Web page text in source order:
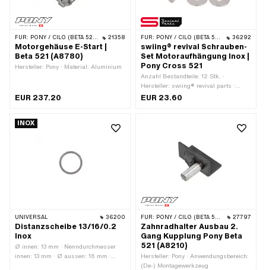
FÜR: PONY / CILO (BETA 521 & 512) 21358
Motorgehäuse E-Start |
Beta 521 (A8780)
Hersteller: Pony · Material: Aluminium
EUR 237.20
FÜR: PONY / CILO (BETA 521 & 512) 36292
swiing® revival Schrauben-
Set Motoraufhängung Inox |
Pony Cross 521
Anzahl Bestandteile: 12 Stk. ·
Hersteller: swiing® revival parts ·
Material: Chromstahl
Aussensechskant · Schraubenkopf:
Sechskant · Schlüsselweite: 13 mm ·
Nenndurchmesser (Gewinde): 8 mm ·
Gewindeart: M8x1.25
(Standardgewinde) · Pony OEM-Nr.:
P8008 · Pony OEM-Nr.: P8012 · Pony
OEM-Nr.: P8015 · Pony OEM-Nr.:
EUR 23.60
INOX
UNIVERSAL 36200
Distanzscheibe 13/16/0.2
Inox
Ø innen: 13 mm · Nenndurchmesser
innen: 13 mm · Ø aussen: 16 mm ·
FÜR: PONY / CILO (BETA 521 & 512) 27797
Zahnradhalter Ausbau 2.
Gang Kupplung Pony Beta
521 (A8210)
Hersteller: Pony · Anwendungsbereich:
(De-) Montagewerkzeug